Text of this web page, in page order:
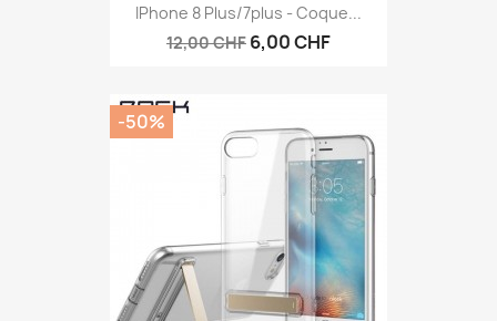
IPhone 8 Plus/7plus - Coque...
12,00 CHF 6,00 CHF
-50%